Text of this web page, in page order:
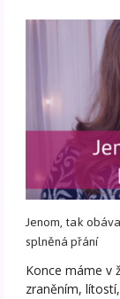
Jenom, tak
splněná přání
Konce máme v
zraněním,